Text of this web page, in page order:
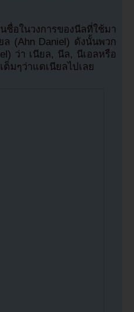
อในวงการของนีลที่ใช้มา
(Ahn Daniel) ดังนั้นพวก
ว่า เนียล, นีล, นีเอลหรือ
มๆว่าแดเนียลไปเลย